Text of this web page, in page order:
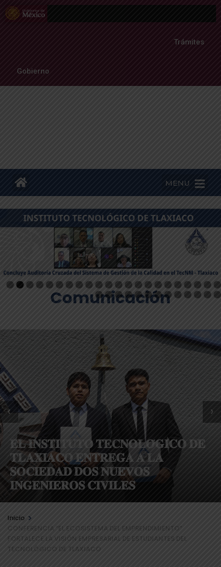
Trámites
Gobierno
MENU
Comunicación
𝐄𝐋 𝐈𝐍𝐒𝐓𝐈𝐓𝐔𝐓𝐎 𝐓𝐄𝐂𝐍𝐎𝐋𝐎́𝐆𝐈𝐂𝐎 𝐃𝐄
𝐓𝐋𝐀𝐗𝐈𝐀𝐂𝐎 𝐄𝐍𝐓𝐑𝐄𝐆𝐀 𝐀 𝐋𝐀
𝐒𝐎𝐂𝐈𝐄𝐃𝐀𝐃 𝐃𝐎𝐒 𝐍𝐔𝐄𝐕𝐎𝐒
𝐈𝐍𝐆𝐄𝐍𝐈𝐄𝐑𝐎𝐒 𝐂𝐈𝐕𝐈𝐋𝐄𝐒
‹ ›
Inicio >
CONFERENCIA “EL ECOSISTEMA DEL EMPRENDIMIENTO”
FORTALECE LA VISIÓN EMPRESARIAL DE ESTUDIANTES DEL
TECNOLÓGICO DE TLAXIACO